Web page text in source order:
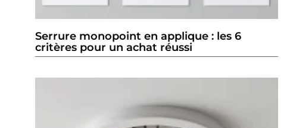
Serrure monopoint en applique : les 6
critères pour un achat réussi